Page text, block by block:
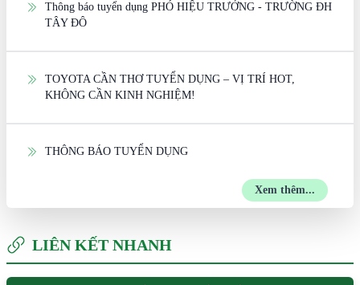
Thông báo tuyển dụng PHÓ HIỆU TRƯỞNG - TRƯỜNG ĐH
TÂY ĐÔ
TOYOTA CẦN THƠ TUYỂN DỤNG – VỊ TRÍ HOT,
KHÔNG CẦN KINH NGHIỆM!
THÔNG BÁO TUYỂN DỤNG
Xem thêm...
LIÊN KẾT NHANH